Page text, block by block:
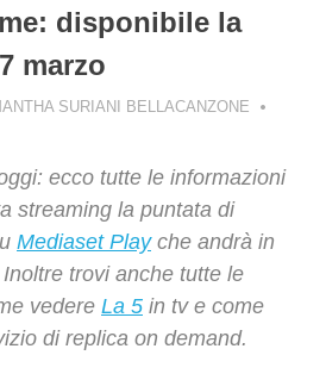
disponibile la
marzo
SURIANI BELLACANZONE
ecco tutte le informazioni
streaming la puntata di
Mediaset Playche andrà in
trovi anche tutte le
vedere La 5 in tv e come
di replica on demand.